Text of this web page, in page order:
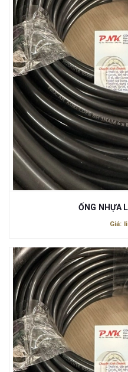
ỐNG NHỰA
Giá: